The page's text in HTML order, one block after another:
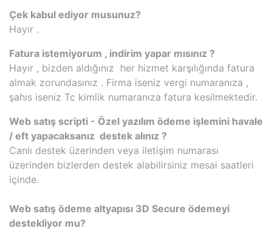
Çek kabul ediyor musunuz?
Hayır .
Fatura istemiyorum , indirim yapar mısınız ?
Hayır , bizden aldığınız her hizmet karşılığında fatura
almak zorundasınız . Firma iseniz vergi numaranıza ,
şahıs iseniz Tc kimlik numaranıza fatura kesilmektedir.
Web satış scripti - Özel yazılım ödeme işlemini havale
/ eft yapacaksanız destek alınız ?
Canlı destek üzerinden veya iletişim numarası
üzerinden bizlerden destek alabilirsiniz mesai saatleri
içinde.
Web satış ödeme altyapısı 3D Secure ödemeyi
destekliyor mu?